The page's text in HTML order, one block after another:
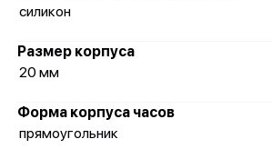
силикон
Размер корпуса
20 мм
Форма корпуса часов
прямоугольник